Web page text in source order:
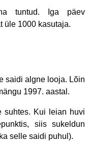
tuntud. Iga päev
üle 1000 kasutaja.
saidi algne looja. Lõin
1997. aastal.
suhtes. Kui leian huvi
siis sukeldun
selle saidi puhul).